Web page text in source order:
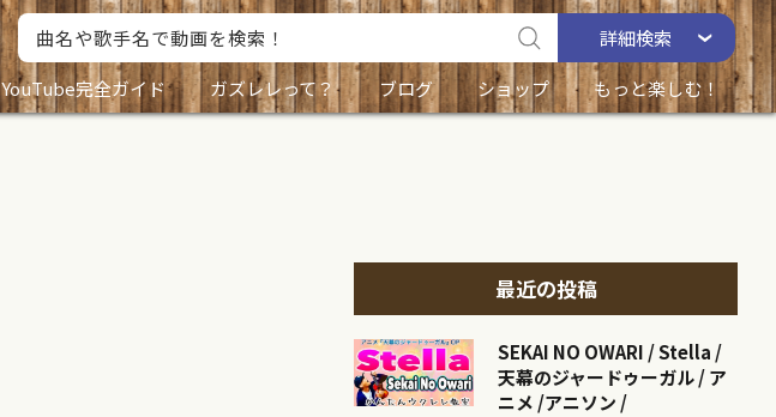
詳細検索
YouTube完全ガイド ガズレレって？ ブログ ショップ もっと楽しむ！
最近の投稿
SEKAI NO OWARI / Stella /
天幕のジャードゥーガル / ア
ニメ /アニソン /